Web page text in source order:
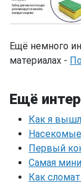
Ещё немного
материалах -
Ещё
Как я
Первый
Самая
Как